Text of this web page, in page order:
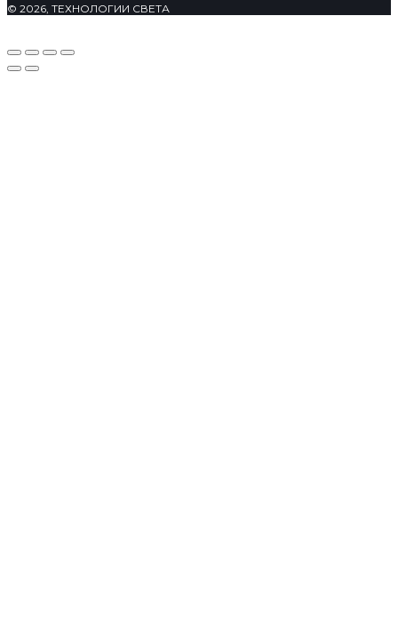
© 2026, ТЕХНОЛОГИИ СВЕТА